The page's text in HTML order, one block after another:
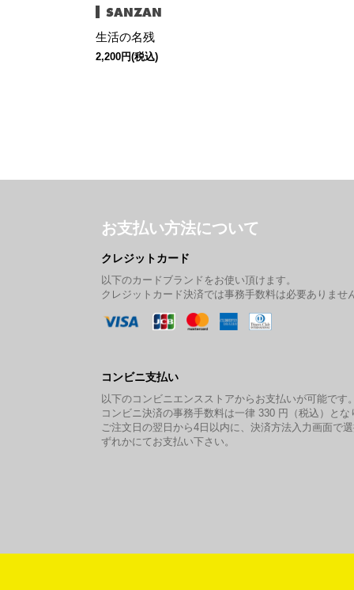
SANZAN
生活の名残
2,200円(税込)
お支払い方法について
クレジットカード
以下のカードブランドをお使い頂けます。
クレジットカード決済では事務手数料は必要ありませ
コンビニ支払い
以下のコンビニエンスストアからお支払いが可能です。
コンビニ決済の事務手数料は一律 330 円（税込）とな
ご注文日の翌日から4日以内に、決済方法入力画面で
ずれかにてお支払い下さい。